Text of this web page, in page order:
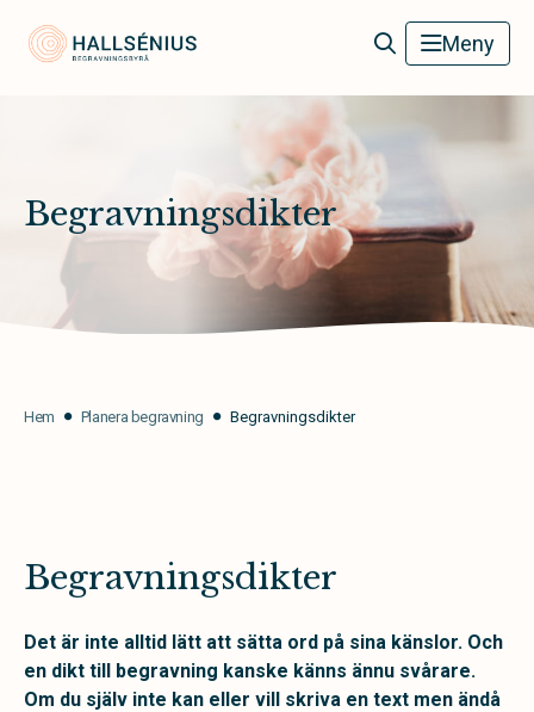
Hallsénius Begravningsbyrå Meny
Begravningsdikter
Hem Planera begravning Begravningsdikter
Begravningsdikter
Det är inte alltid lätt att sätta ord på sina känslor. Och
en dikt till begravning kanske känns ännu svårare.
Om du själv inte kan eller vill skriva en text men ändå